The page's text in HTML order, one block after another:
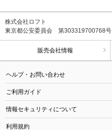
株式会社ロフト
東京都公安委員会 第303319700768号
販売会社情報
ヘルプ・お問い合わせ
ご利用ガイド
情報セキュリティについて
利用規約